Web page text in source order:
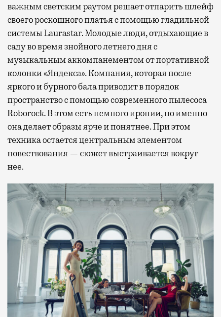
важным светским раутом решает отпарить шлейф
своего роскошного платья с помощью гладильной
системы Laurastar. Молодые люди, отдыхающие в
саду во время знойного летнего дня с
музыкальным аккомпанементом от портативной
колонки «Яндекса». Компания, которая после
яркого и бурного бала приводит в порядок
пространство с помощью современного пылесоса
Roborock. В этом есть немного иронии, но именно
она делает образы ярче и понятнее. При этом
техника остается центральным элементом
повествования — сюжет выстраивается вокруг
нее.